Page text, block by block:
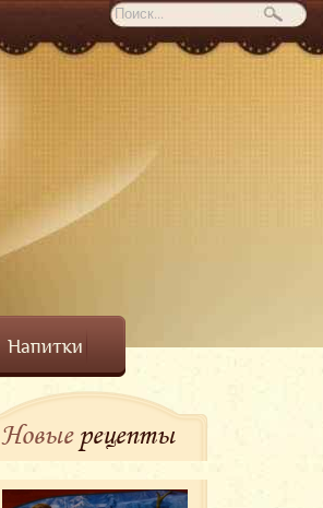
Напитки
Новыерецепты